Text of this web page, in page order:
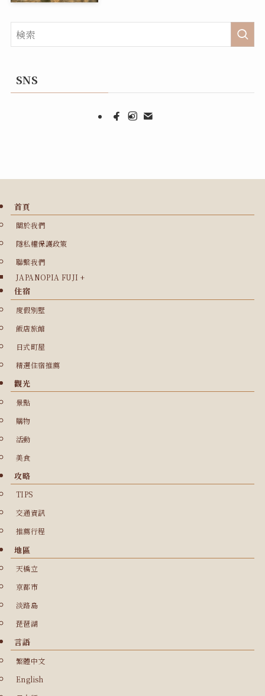
SNS
首頁
關於我們
隱私權保護政策
聯繫我們
JAPANOPIA FUJI +
住宿
度假別墅
飯店旅館
日式町屋
精選住宿推薦
觀光
景點
購物
活動
美食
攻略
TIPS
交通資訊
推薦行程
地區
天橋立
京都市
淡路島
琵琶湖
言語
繁體中文
English